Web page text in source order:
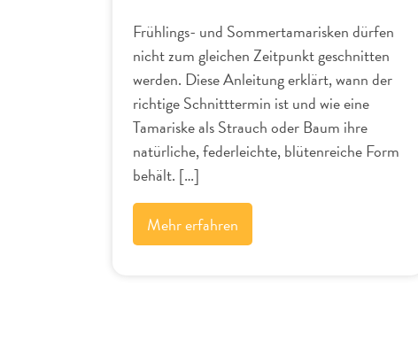
Frühlings- und Sommertamarisken dürfen
nicht zum gleichen Zeitpunkt geschnitten
werden. Diese Anleitung erklärt, wann der
richtige Schnitttermin ist und wie eine
Tamariske als Strauch oder Baum ihre
natürliche, federleichte, blütenreiche Form
behält. […]
Mehr erfahren